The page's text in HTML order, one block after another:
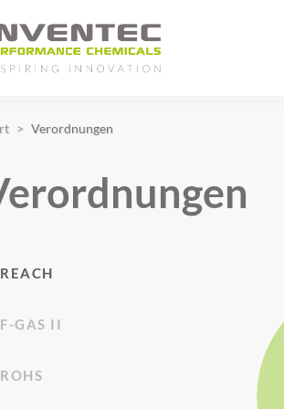
Verordnungen
REACH
F-GAS II
ROHS